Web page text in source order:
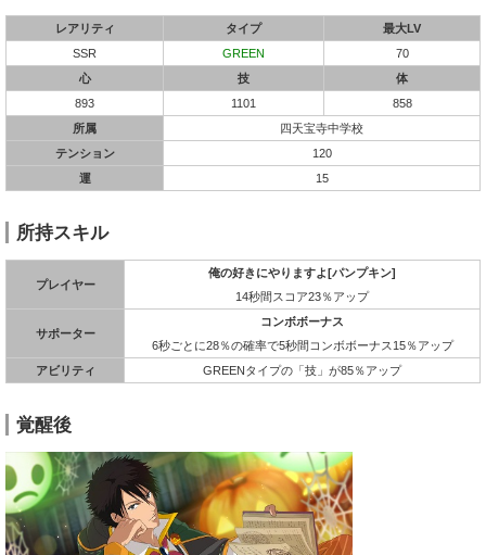
レアリティ タイプ
最大LV
SSR
GREEN
70
心
技
体
893
1101
858
所属
四天宝寺中学校
テンション
120
運
15
所持スキル
プレイヤー
俺の好きにやりますよ[パンプキン]
14秒間スコア23％アップ
サポーター
コンボボーナス
6秒ごとに28％の確率で5秒間コンボボーナス15％アップ
アビリティ
GREENタイプの「技」が85％アップ
覚醒後